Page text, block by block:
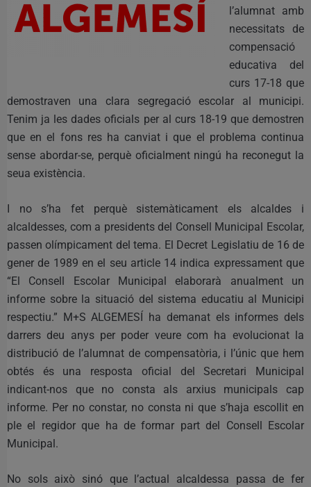
l’alumnat amb
necessitats de
compensació
educativa del
curs 17-18 que
demostraven una clara segregació escolar al municipi.
Tenim ja les dades oficials per al curs 18-19 que demostren
que en el fons res ha canviat i que el problema continua
sense abordar-se, perquè oficialment ningú ha reconegut la
seua existència.
I no s’ha fet perquè sistemàticament els alcaldes i
alcaldesses, com a presidents del Consell Municipal Escolar,
passen olímpicament del tema. El Decret Legislatiu de 16 de
gener de 1989 en el seu article 14 indica expressament que
“El Consell Escolar Municipal elaborarà anualment un
informe sobre la situació del sistema educatiu al Municipi
respectiu.” M+S ALGEMESÍ ha demanat els informes dels
darrers deu anys per poder veure com ha evolucionat la
distribució de l’alumnat de compensatòria, i l’únic que hem
obtés és una resposta oficial del Secretari Municipal
indicant-nos que no consta als arxius municipals cap
informe. Per no constar, no consta ni que s’haja escollit en
ple el regidor que ha de formar part del Consell Escolar
Municipal.
No sols això sinó que l’actual alcaldessa passa de fer